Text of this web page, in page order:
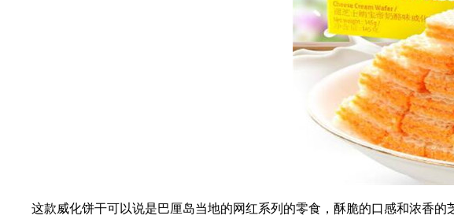
这款威化饼干可以说是巴厘岛当地的网红系列的零食，酥脆的口感和浓香的